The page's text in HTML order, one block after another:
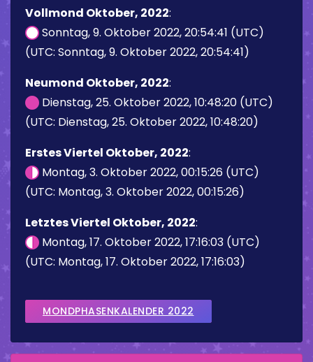
Vollmond Oktober, 2022:
Sonntag, 9. Oktober 2022, 20:54:41 (UTC)
(UTC: Sonntag, 9. Oktober 2022, 20:54:41)
Neumond Oktober, 2022:
Dienstag, 25. Oktober 2022, 10:48:20 (UTC)
(UTC: Dienstag, 25. Oktober 2022, 10:48:20)
Erstes Viertel Oktober, 2022:
Montag, 3. Oktober 2022, 00:15:26 (UTC)
(UTC: Montag, 3. Oktober 2022, 00:15:26)
Letztes Viertel Oktober, 2022:
Montag, 17. Oktober 2022, 17:16:03 (UTC)
(UTC: Montag, 17. Oktober 2022, 17:16:03)
MONDPHASENKALENDER 2022